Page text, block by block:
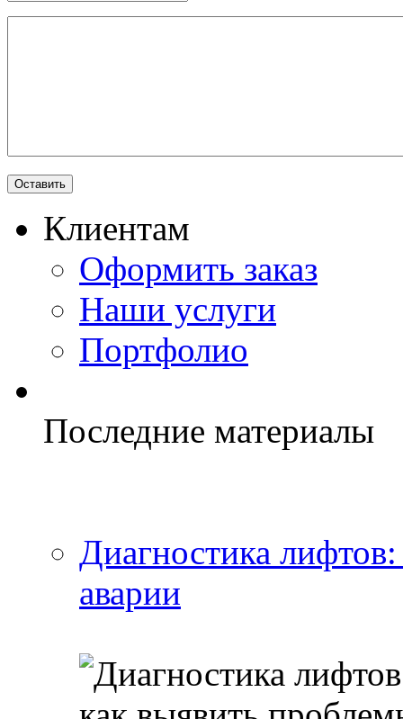
Клиентам
Оформить заказ
Наши услуги
Портфолио
Последние материалы
Диагностика
аварии